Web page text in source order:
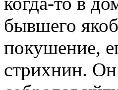
бывшего
покушение,
стрихнин. Он